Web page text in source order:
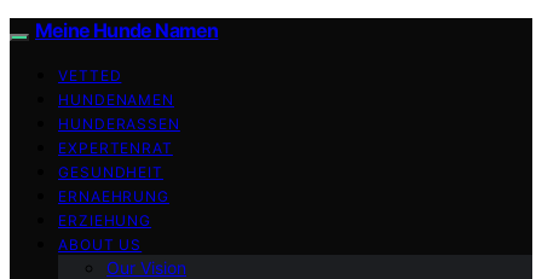
Meine Hunde Namen
VETTED
HUNDENAMEN
HUNDERASSEN
EXPERTENRAT
GESUNDHEIT
ERNAEHRUNG
ERZIEHUNG
ABOUT US
Our Vision